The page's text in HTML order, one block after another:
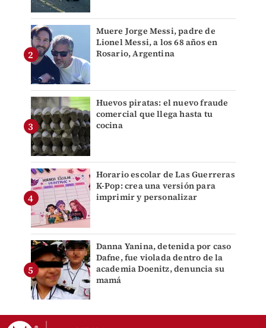
Muere Jorge Messi, padre de
Lionel Messi, a los 68 años en
Rosario, Argentina
Huevos piratas: el nuevo fraude
comercial que llega hasta tu
cocina
Horario escolar de Las Guerreras
K-Pop: crea una versión para
imprimir y personalizar
Danna Yanina, detenida por caso
Dafne, fue violada dentro de la
academia Doenitz, denuncia su
mamá